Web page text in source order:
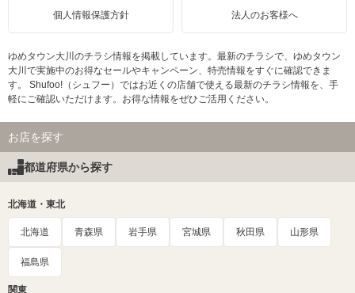
個人情報保護方針 法人のお客様へ
ゆめタウン大川のチラシ情報を掲載しています。最新のチラシで、ゆめタウン
大川で実施中のお得なセールやキャンペーン、特売情報をすぐに確認できま
す。 Shufoo!（シュフー）ではお近くの店舗で使える最新のチラシ情報を、手
軽にご確認いただけます。お得な情報をぜひご活用ください。
お店を探す
都道府県から探す
北海道・東北
北海道 青森県 岩手県 宮城県 秋田県 山形県
福島県
関東